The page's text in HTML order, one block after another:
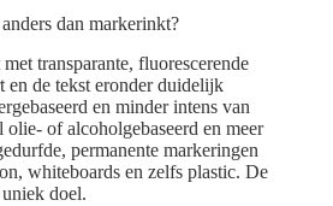
dan markerinkt?
transparante, fluorescerende
en de tekst eronder duidelijk
en minder intens van
of alcoholgebaseerd en meer
permanente markeringen
whiteboards en zelfs plastic. De
doel.